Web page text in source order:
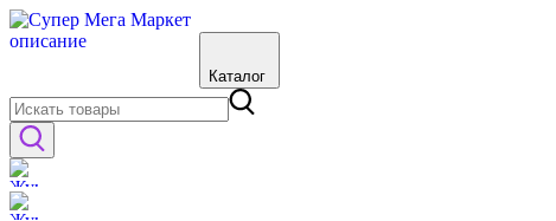
Каталог